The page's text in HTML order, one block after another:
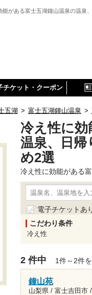
能がある富士五湖鐘山温泉の温泉
チケット・クーポン
五湖 > 富士五湖鐘山温泉 >
冷え性に効
温泉、日帰
め2選
冷え性に効能がある
電子チケットあ
こだわり条件
冷え性
2 件中 1件～2件
鐘山苑
山梨県 / 富士吉田市